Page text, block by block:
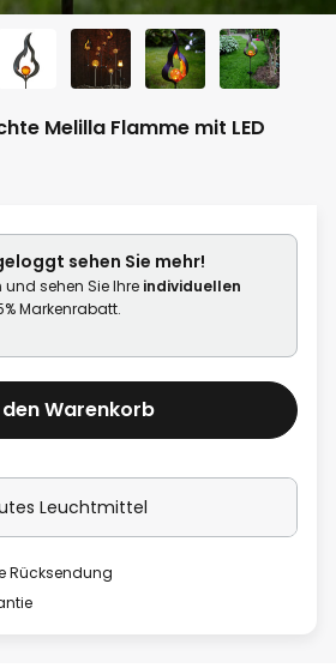
Melilla Flamme mit LED
sehen Sie mehr!
sehen Sie Ihre individuellen
Markenrabatt.
den Warenkorb
Leuchtmittel
Rücksendung